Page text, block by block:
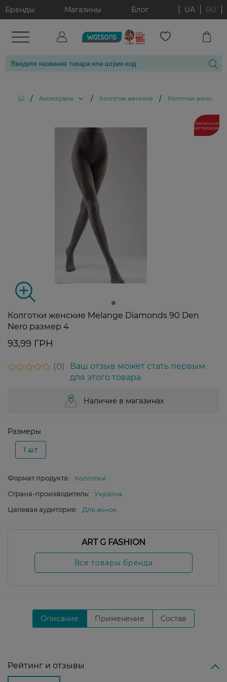
Бренды Магазины Блог UA RU
/ Аксессуары / Колготки женские / Колготки женские
Финальная
распродажа
Колготки женские Melange Diamonds 90 Den
Nero размер 4
93,99 ГРН
0
Ваш отзыв может стать первым
для этого товара
Наличие в магазинах
Размеры
1 шт
Формат продукта:
Колготки
Страна-производитель:
Україна
Целевая аудитория:
Для жінок
ART G FASHION
Все товары бренда
Описание Применение Состав
Рейтинг и отзывы